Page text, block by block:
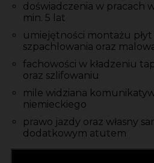
doświadczenia w pracach
min. 5 lat
umiejętności montażu
szpachlowania oraz
fachowości w kładzeniu
oraz szlifowaniu
mile widziana
niemieckiego
prawo jazdy oraz własny
dodatkowym atutem